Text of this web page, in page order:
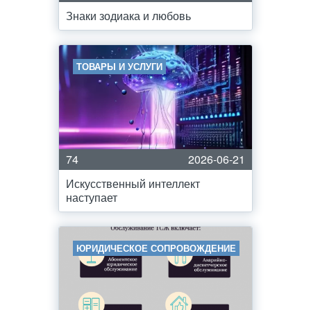
Знаки зодиака и любовь
ТОВАРЫ И УСЛУГИ
74
2026-06-21
Искусственный интеллект
наступает
ЮРИДИЧЕСКОЕ СОПРОВОЖДЕНИЕ